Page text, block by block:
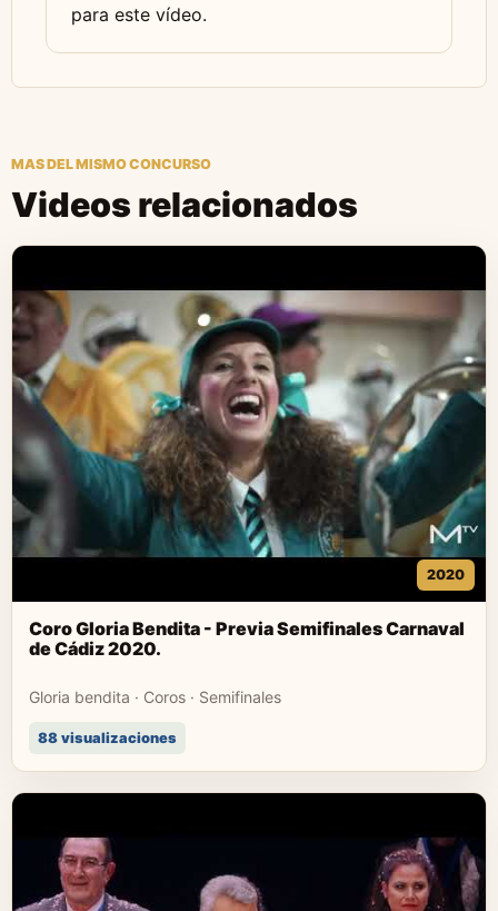
para este vídeo.
MAS DEL MISMO CONCURSO
Videos relacionados
2020
Coro Gloria Bendita - Previa Semifinales Carnaval
de Cádiz 2020.
Gloria bendita · Coros · Semifinales
88 visualizaciones